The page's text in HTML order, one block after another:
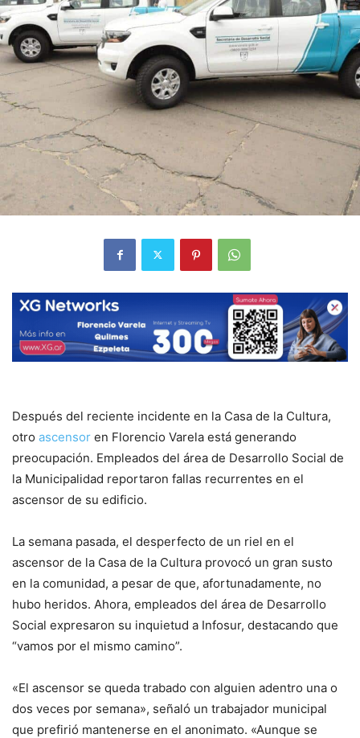
Después del reciente incidente en la Casa de la Cultura,
otro ascensor en Florencio Varela está generando
preocupación. Empleados del área de Desarrollo Social de
la Municipalidad reportaron fallas recurrentes en el
ascensor de su edificio.
La semana pasada, el desperfecto de un riel en el
ascensor de la Casa de la Cultura provocó un gran susto
en la comunidad, a pesar de que, afortunadamente, no
hubo heridos. Ahora, empleados del área de Desarrollo
Social expresaron su inquietud a Infosur, destacando que
“vamos por el mismo camino”.
«El ascensor se queda trabado con alguien adentro una o
dos veces por semana», señaló un trabajador municipal
que prefirió mantenerse en el anonimato. «Aunque se